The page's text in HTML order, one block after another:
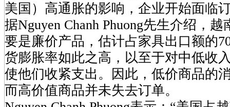
美国）高通胀的影响，企业开始面临
据Nguyen Chanh Phuong先生介绍，
要是廉价产品，估计占家具出口额的
货膨胀率如此之高，以至于对中低收
使他们收紧支出。因此，低价商品的
而高价值商品并未失去订单。